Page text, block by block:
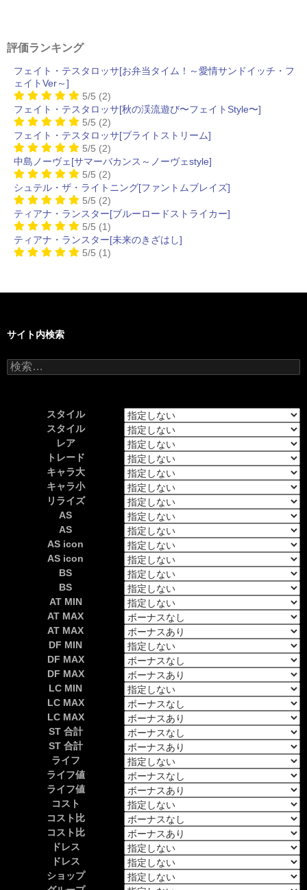
評価ランキング
フェイト・テスタロッサ[お弁当タイム！～愛情サンドイッチ・フ
ェイトVer～]
5/5 (2)
フェイト・テスタロッサ[秋の渓流遊び〜フェイトStyle〜]
5/5 (2)
フェイト・テスタロッサ[ブライトストリーム]
5/5 (2)
中島ノーヴェ[サマーバカンス～ノーヴェstyle]
5/5 (2)
シュテル・ザ・ライトニング[ファントムブレイズ]
5/5 (2)
ティアナ・ランスター[ブルーロードストライカー]
5/5 (1)
ティアナ・ランスター[未来のきざはし]
5/5 (1)
サイト内検索
検
索:
スタイル
スタイル
レア
トレード
キャラ大
キャラ小
リライズ
AS
AS
AS icon
AS icon
BS
BS
AT MIN
AT MAX
AT MAX
DF MIN
DF MAX
DF MAX
LC MIN
LC MAX
LC MAX
ST 合計
ST 合計
ライフ
ライフ値
ライフ値
コスト
コスト比
コスト比
ドレス
ドレス
ショップ